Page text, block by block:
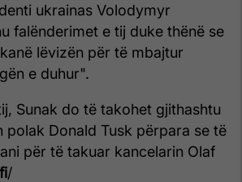
ukrainas Volodymyr
falënderimet e tij duke thënë se
lëvizën për të mbajtur
e duhur".
Sunak do të takohet gjithashtu
polak Donald Tusk përpara se të
për të takuar kancelarin Olaf
/